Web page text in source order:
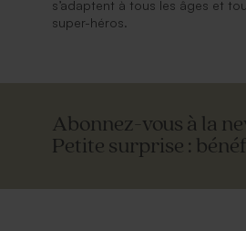
s’adaptent à tous les âges et
super-héros.
Abonnez-vous à la
Petite surprise :